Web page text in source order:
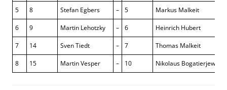
5 8 Stefan Egbers – 5 Markus Malkeit
6 9 Martin Lehotzky – 6 Heinrich Hubert
7 14 Sven Tiedt – 7 Thomas Malkeit
8 15 Martin Vesper – 10 Nikolaus Bogatierjew